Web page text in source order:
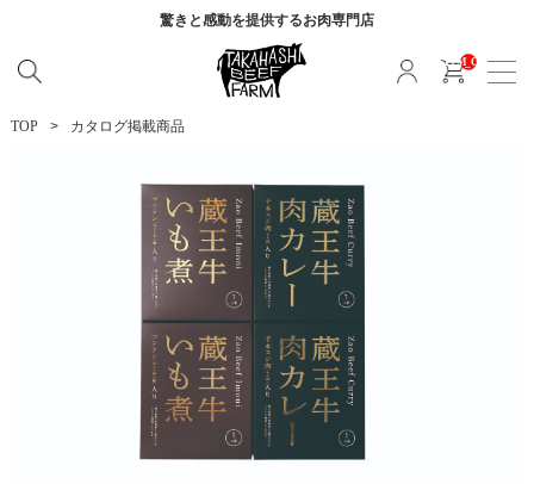
驚きと感動を提供するお肉専門店
__ITM_CNT__
TOP カタログ掲載商品